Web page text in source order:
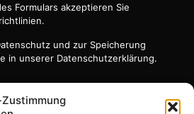
Formulars akzeptieren Sie
und zur Speicherung
in unserer Datenschutzerklärung.